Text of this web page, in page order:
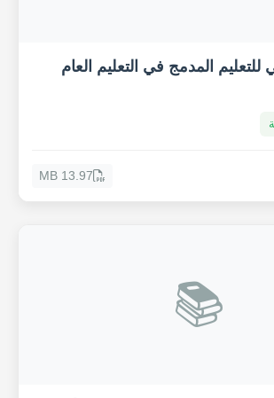
للتعليم المدمج في التعليم العام
13.97 MB
📚